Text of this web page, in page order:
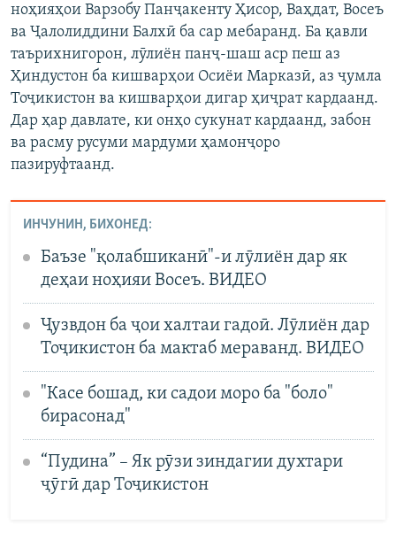
ноҳияҳои Варзобу Панҷакенту Ҳисор, Ваҳдат, Восеъ
ва Ҷалолиддини Балхӣ ба сар мебаранд. Ба қавли
таърихнигорон, лӯлиён панҷ-шаш аср пеш аз
Ҳиндустон ба кишварҳои Осиёи Марказӣ, аз ҷумла
Тоҷикистон ва кишварҳои дигар ҳиҷрат кардаанд.
Дар ҳар давлате, ки онҳо сукунат кардаанд, забон
ва расму русуми мардуми ҳамонҷоро
пазируфтаанд.
ИНЧУНИН, БИХОНЕД:
Баъзе "қолабшиканӣ"-и лӯлиён дар як
деҳаи ноҳияи Восеъ. ВИДЕО
Ҷузвдон ба ҷои халтаи гадоӣ. Лӯлиён дар
Тоҷикистон ба мактаб мераванд. ВИДЕО
"Касе бошад, ки садои моро ба "боло"
бирасонад"
“Пудина” – Як рӯзи зиндагии духтари
ҷӯгӣ дар Тоҷикистон